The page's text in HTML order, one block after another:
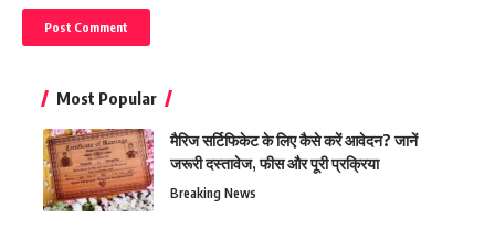
Most Popular
मैरिज सर्टिफिकेट के लिए कैसे करें आवेदन? जानें
जरूरी दस्तावेज, फीस और पूरी प्रक्रिया
Breaking News